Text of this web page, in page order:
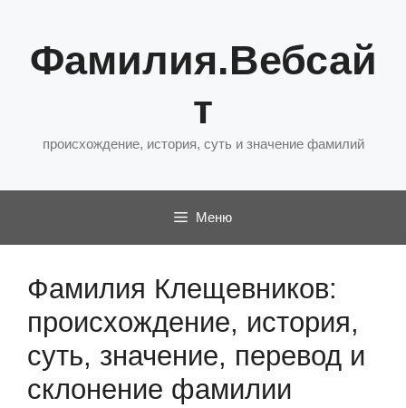
содержимому
Фамилия.Вебсай
т
происхождение, история, суть и значение фамилий
Меню
Фамилия Клещевников:
происхождение, история,
суть, значение, перевод и
склонение фамилии